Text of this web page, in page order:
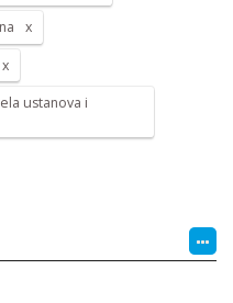
ustanova i